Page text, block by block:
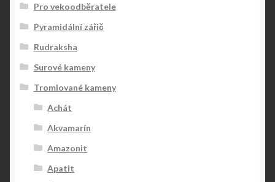
Pro vekoodběratele
Pyramidální zářič
Rudraksha
Surové kameny
Tromlované kameny
Achát
Akvamarín
Amazonit
Apatit